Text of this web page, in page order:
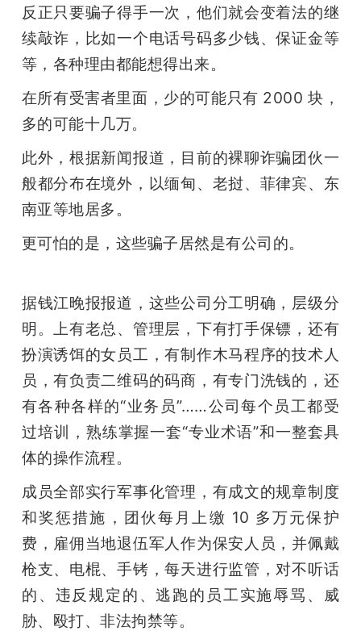
反正只要骗子得手一次，他们就会变着法的继
续敲诈，比如一个电话号码多少钱、保证金等
等，各种理由都能想得出来。
在所有受害者里面，少的可能只有 2000 块，
多的可能十几万。
此外，根据新闻报道，目前的裸聊诈骗团伙一
般都分布在境外，以缅甸、老挝、菲律宾、东
南亚等地居多。
更可怕的是，这些骗子居然是有公司的。
据钱江晚报报道，这些公司分工明确，层级分
明。上有老总、管理层，下有打手保镖，还有
扮演诱饵的女员工，有制作木马程序的技术人
员，有负责二维码的码商，有专门洗钱的，还
有各种各样的“业务员”……公司每个员工都受
过培训，熟练掌握一套“专业术语”和一整套具
体的操作流程。
成员全部实行军事化管理，有成文的规章制度
和奖惩措施，团伙每月上缴 10 多万元保护
费，雇佣当地退伍军人作为保安人员，并佩戴
枪支、电棍、手铐，每天进行监管，对不听话
的、违反规定的、逃跑的员工实施辱骂、威
胁、殴打、非法拘禁等。